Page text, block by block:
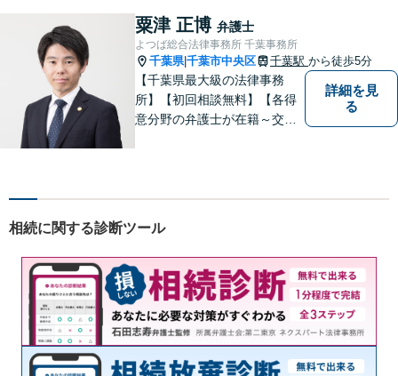
粟津 正博 弁護士
よつば総合法律事務所 千葉事務所
千葉県|千葉市中央区 千葉駅 から徒歩5分
【千葉県最大級の法律事務
所】【初回相談無料】【各得
意分野の弁護士が在籍～交通
詳細を見
る
相続に関する診断ツール